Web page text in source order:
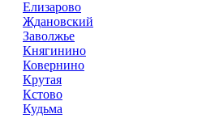
Елизарово
Ждановский
Заволжье
Княгинино
Ковернино
Крутая
Кстово
Кудьма